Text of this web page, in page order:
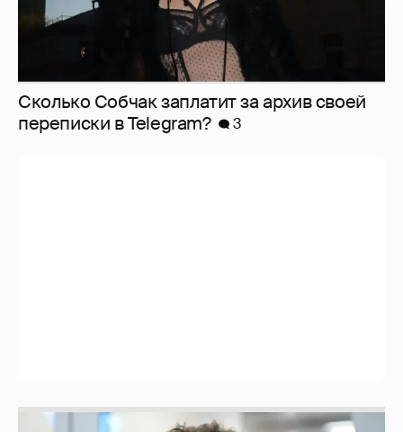
Сколько Собчак заплатит за архив своей
перeписки в Telegram?
3